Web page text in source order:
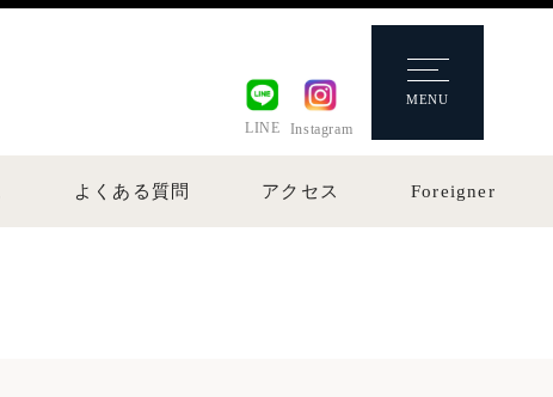
LINE Instagram
MENU
よくある質問 アクセス Foreigner